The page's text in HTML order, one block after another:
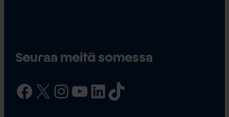
Seuraa meitä somessa
Facebook X InstagramYouTube LinkedIn TikTok